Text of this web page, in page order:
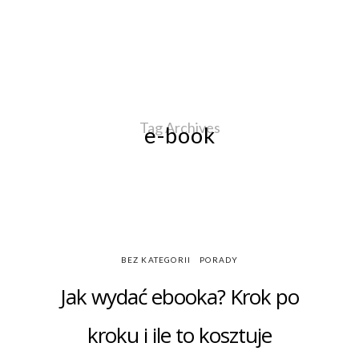
Tag Archives
e-book
BEZ KATEGORII PORADY
Jak wydać ebooka? Krok po
kroku i ile to kosztuje